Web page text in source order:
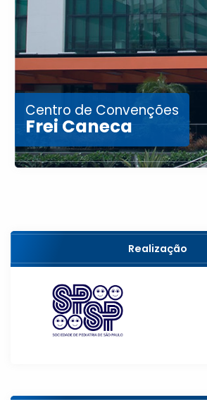
Centro de Convenções
Frei Caneca
Realização